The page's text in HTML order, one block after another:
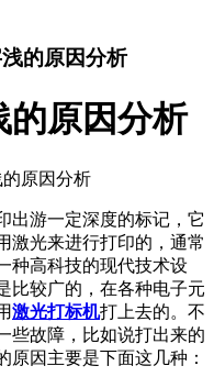
的原因分析
的原因分析
的原因分析
出游一定深度的标记，它
激光来进行打印的，通常
种高科技的现代技术设
比较广的，在各种电子元
激光打标机打上去的。不
些故障，比如说打出来的
原因主要是下面这几种：